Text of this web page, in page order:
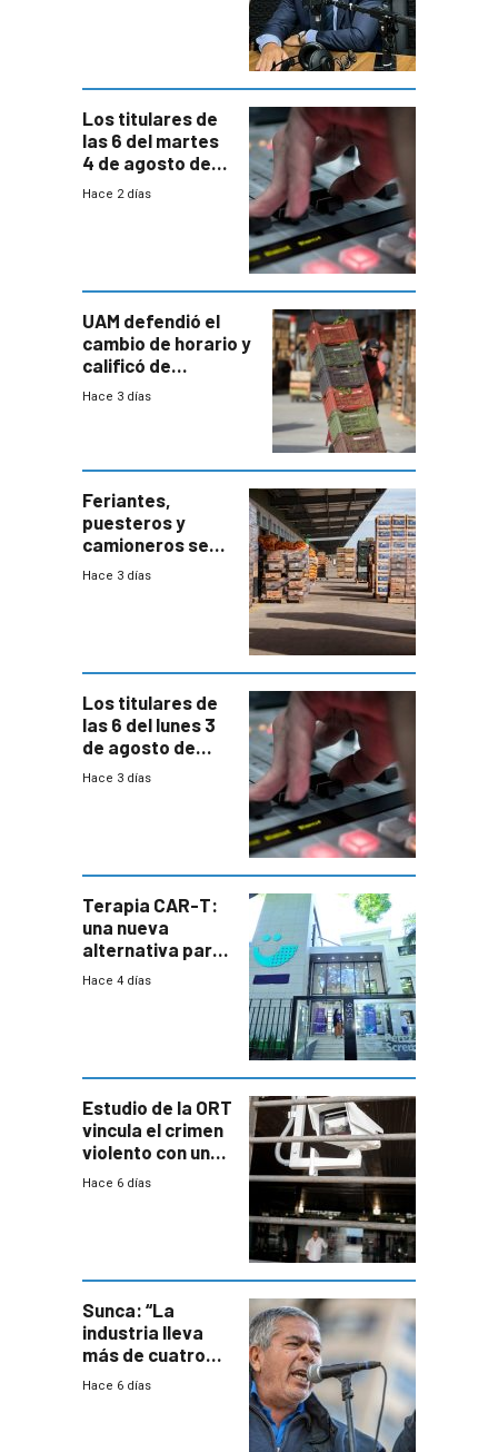
Los titulares de
las 6 del martes
4 de agosto de
2026
Hace 2 días
UAM defendió el
cambio de horario y
calificó de
“desproporcionado”
Hace 3 días
Feriantes,
puesteros y
camioneros se
movilizaron en
Hace 3 días
Los titulares de
las 6 del lunes 3
de agosto de
2026
Hace 3 días
Terapia CAR-T:
una nueva
alternativa para
niños y
Hace 4 días
Estudio de la ORT
vincula el crimen
violento con una
menor creación
Hace 6 días
Sunca: “La
industria lleva
más de cuatro
meses sin
Hace 6 días